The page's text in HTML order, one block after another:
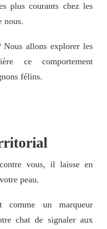
plus courants chez les
nous.
allons explorer les
ce comportement
félins.
vous, il laisse en
peau.
comme un marqueur
chat de signaler aux